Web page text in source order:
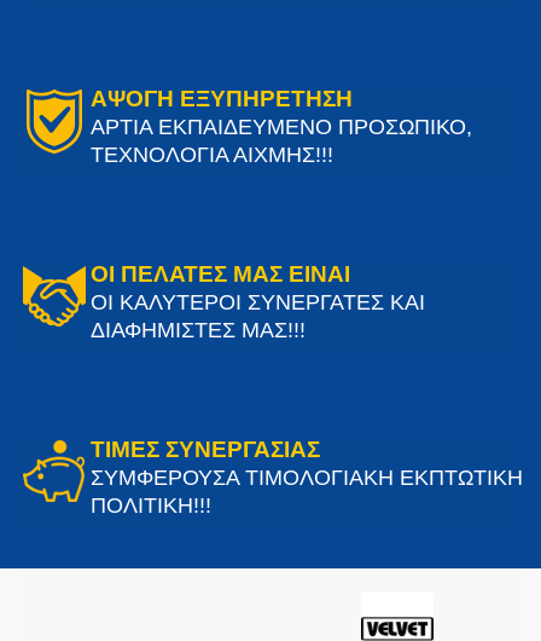
ΑΨΟΓΗ ΕΞΥΠΗΡΕΤΗΣΗ
ΑΡΤΙΑ ΕΚΠΑΙΔΕΥΜΕΝΟ ΠΡΟΣΩΠΙΚΟ,
ΤΕΧΝΟΛΟΓΙΑ ΑΙΧΜΗΣ!!!
ΟΙ ΠΕΛΑΤΕΣ ΜΑΣ ΕΙΝΑΙ
ΟΙ ΚΑΛΥΤΕΡΟΙ ΣΥΝΕΡΓΑΤΕΣ ΚΑΙ
ΔΙΑΦΗΜΙΣΤΕΣ ΜΑΣ!!!
ΤΙΜΕΣ ΣΥΝΕΡΓΑΣΙΑΣ
ΣΥΜΦΕΡΟΥΣΑ ΤΙΜΟΛΟΓΙΑΚΗ ΕΚΠΤΩΤΙΚΗ
ΠΟΛΙΤΙΚΗ!!!